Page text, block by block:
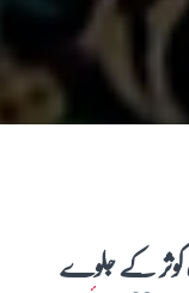
کوثر کے جلوے